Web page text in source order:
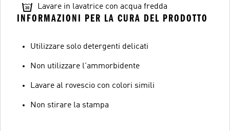
Lavare in lavatrice con acqua fredda
INFORMAZIONI PER LA CURA DEL PRODOTTO
Utilizzare solo detergenti delicati
Non utilizzare l'ammorbidente
Lavare al rovescio con colori simili
Non stirare la stampa